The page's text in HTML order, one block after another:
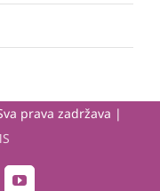
prava zadržava |
YouTube